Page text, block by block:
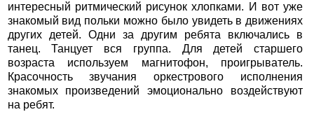
интересный ритмический рисунок хлопками. И вот уже
знакомый вид польки можно было увидеть в движениях
других детей. Одни за другим ребята включались в
танец. Танцует вся группа. Для детей старшего
возраста используем магнитофон, проигрыватель.
Красочность звучания оркестрового исполнения
знакомых произведений эмоционально воздействуют
на ребят.